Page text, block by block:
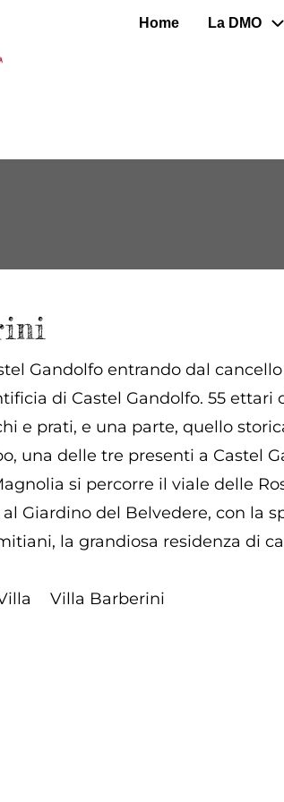
Home La DMO
Gandolfo entrando dal
di Castel Gandolfo. 55
e prati, e una parte, quello
una delle tre presenti a Castel
si percorre il viale delle
Giardino del Belvedere, con la
la grandiosa residenza di
Villa Barberini